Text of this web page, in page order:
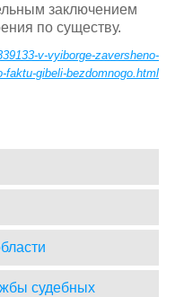
заключением
по существу.
v-vyiborge-zaversheno-
faktu-gibeli-bezdomnogo.html
судебных